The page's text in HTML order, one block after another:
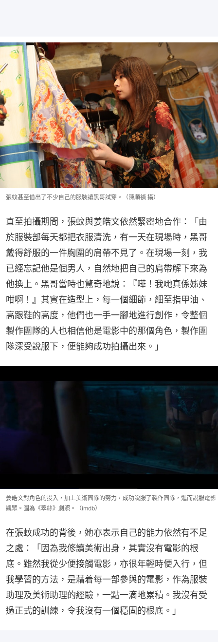
張蚊甚至借出了不少自己的服裝讓黑哥試穿。（陳順禎 攝）
直至拍攝期間，張蚊與姜皓文依然緊密地合作：「由
於服裝部每天都把衣服清洗，有一天在現場時，黑哥
戴得舒服的一件胸圍的肩帶不見了。在現場一刻，我
已經忘記他是個男人，自然地把自己的肩帶解下來為
他換上。黑哥當時也驚奇地說：『嘩！我哋真係姊妹
咁啊！』其實在造型上，每一個細節，細至指甲油、
高跟鞋的高度，他們也一手一腳地進行創作，令整個
製作團隊的人也相信他是電影中的那個角色，製作團
隊深受說服下，便能夠成功拍攝出來。」
姜皓文對角色的投入，加上美術團隊的努力，成功說服了製作團隊，進而說服電影
觀眾。圖為《翠絲》劇照。（imdb）
在張蚊成功的背後，她亦表示自己的能力依然有不足
之處：「因為我修讀美術出身，其實沒有電影的根
底。雖然我從少便接觸電影，亦很年輕時便入行，但
我學習的方法，是藉着每一部參與的電影，作為服裝
助理及美術助理的經驗，一點一滴地累積。我沒有受
過正式的訓練，令我沒有一個穩固的根底。」